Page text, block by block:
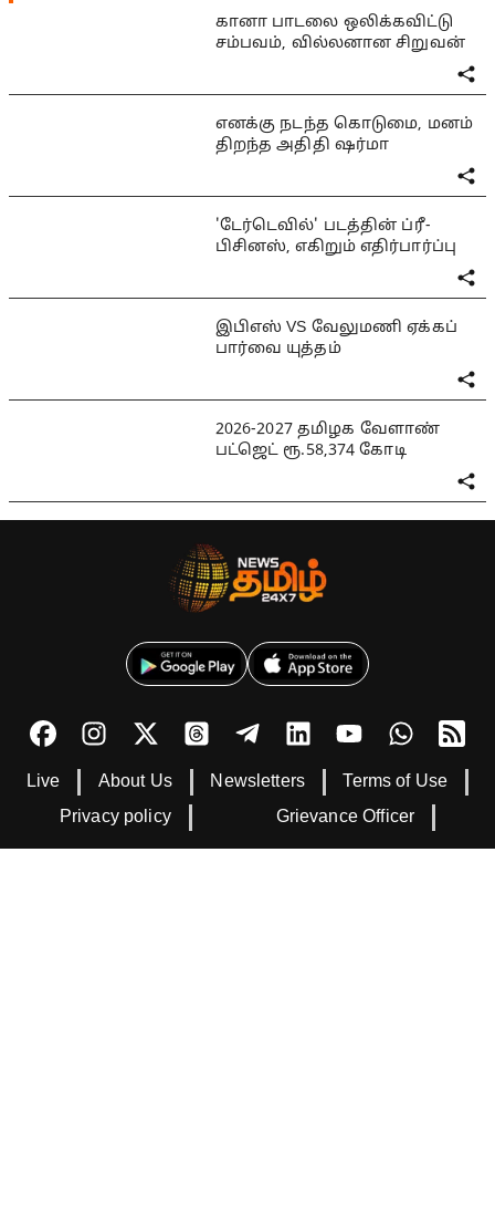
கானா பாடலை ஒலிக்கவிட்டு
சம்பவம், வில்லனான சிறுவன்
எனக்கு நடந்த கொடுமை, மனம்
திறந்த அதிதி ஷர்மா
'டேர்டெவில்' படத்தின் ப்ரீ-
பிசினஸ், எகிறும் எதிர்பார்ப்பு
இபிஎஸ் VS வேலுமணி ஏக்கப்
பார்வை யுத்தம்
2026-2027 தமிழக வேளாண்
பட்ஜெட் ரூ.58,374 கோடி
Live About Us Newsletters
Terms of Use
Privacy policy
Grievance Officer